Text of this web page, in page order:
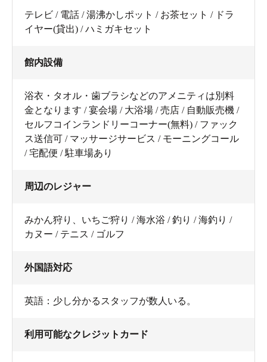
テレビ / 電話 / 湯沸かしポット / お茶セット / ドラ
イヤー(貸出) / ハミガキセット
館内設備
浴衣・タオル・歯ブラシなどのアメニティは別料
金となります / 宴会場 / 大浴場 / 売店 / 自動販売機 /
セルフコインランドリーコーナー(無料) / ファック
ス送信可 / マッサージサービス / モーニングコール
/ 宅配便 / 駐車場あり
周辺のレジャー
みかん狩り、いちご狩り / 海水浴 / 釣り / 海釣り /
カヌー / テニス / ゴルフ
外国語対応
英語：少し分かるスタッフが数人いる。
利用可能なクレジットカード